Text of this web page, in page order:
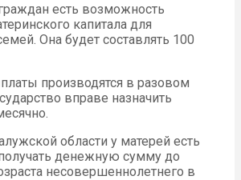
есть возможность
капитала для
Она будет составлять 100
производятся в разовом
вправе назначить
области у матерей есть
денежную сумму до
несовершеннолетнего в